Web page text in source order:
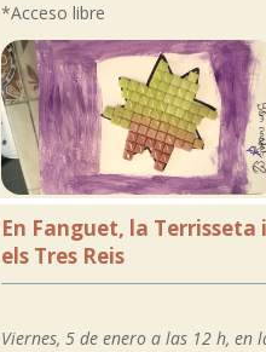
*Acceso libre
En Fanguet, la Terrisseta
els Tres Reis
Viernes, 5 de enero a las 12 h, en